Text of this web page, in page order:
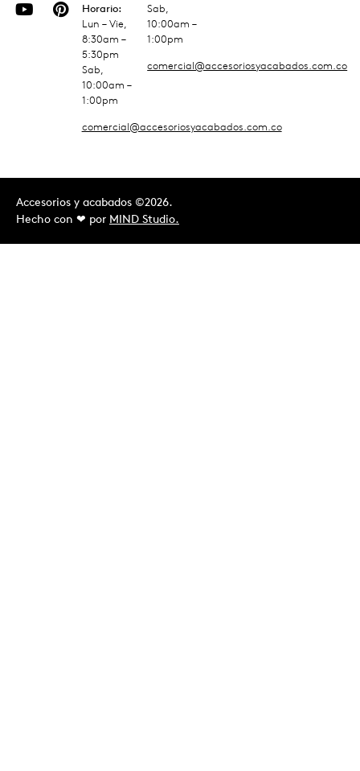
Horario:
Lun – Vie,
8:30am –
5:30pm
Sab,
10:00am –
1:00pm
comercial@accesoriosyacabados.com.co
Sab,
10:00am –
1:00pm
comercial@accesoriosyacabados.com.co
Accesorios y acabados ©2026.
Hecho con ❤︎ por MIND Studio.